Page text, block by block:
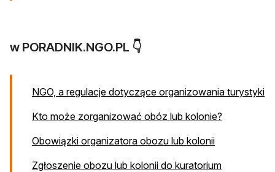
w PORADNIK.NGO.PL 👇
NGO, a regulacje dotyczące organizowania turystyki
Kto może zorganizować obóz lub kolonie?
Obowiązki organizatora obozu lub kolonii
Zgłoszenie obozu lub kolonii do kuratorium